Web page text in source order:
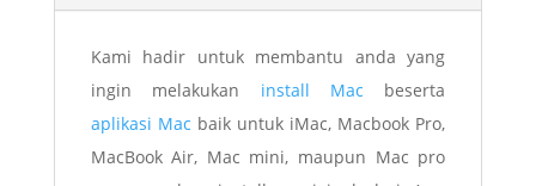
Kami hadir untuk membantu anda yang
ingin melakukan install Mac beserta
aplikasi Mac baik untuk iMac, Macbook Pro,
MacBook Air, Mac mini, maupun Mac pro